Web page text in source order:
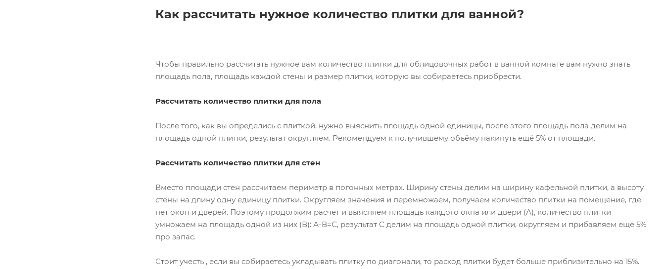
Как рассчитать нужное количество плитки для ванной?
Чтобы правильно рассчитать нужное вам количество плитки для облицовочных работ в ванной комнате вам нужно знать
площадь пола, площадь каждой стены и размер плитки, которую вы собираетесь приобрести.
Рассчитать количество плитки для пола
После того, как вы определись с плиткой, нужно выяснить площадь одной единицы, после этого площадь пола делим на
площадь одной плитки, результат округляем. Рекомендуем к получившему объёму накинуть ещё 5% от площади.
Рассчитать количество плитки для стен
Вместо площади стен рассчитаем периметр в погонных метрах. Ширину стены делим на ширину кафельной плитки, а высоту
стены на длину одну единицу плитки. Округляем значения и перемножаем, получаем количество плитки на помещение, где
нет окон и дверей. Поэтому продолжим расчет и выясняем площадь каждого окна или двери (А), количество плитки
умножаем на площадь одной из них (В): А-В=С, результат С делим на площадь одной плитки, округляем и прибавляем ещё 5%
про запас.
Стоит учесть , если вы собираетесь укладывать плитку по диагонали, то расход плитки будет больше приблизительно на 15%.